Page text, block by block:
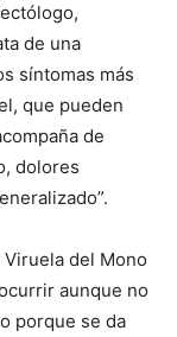
de una
síntomas más
que pueden
de
dolores
Viruela del Mono
aunque no
porque se da